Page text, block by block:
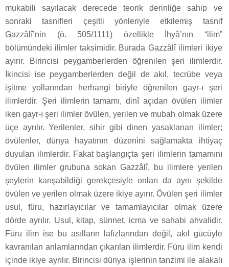
mukabili sayılacak derecede teorik derinliğe sahip ve
sonraki tasnifleri çeşitli yönleriyle etkilemiş tasnif
Gazzâlî’nin (ö. 505/1111) özellikle İhyâ’nın “ilim”
bölümündeki ilimler taksimidir. Burada Gazzâlî ilimleri ikiye
ayırır. Birincisi peygamberlerden öğrenilen şeri ilimlerdir.
İkincisi ise peygamberlerden değil de akıl, tecrübe veya
işitme yollarından herhangi biriyle öğrenilen gayr-ı şeri
ilimlerdir. Şeri ilimlerin tamamı, dinî açıdan övülen ilimler
iken gayr-ı şeri ilimler övülen, yerilen ve mubah olmak üzere
üçe ayrılır. Yerilenler, sihir gibi dinen yasaklanan ilimler;
övülenler, dünya hayatının düzenini sağlamakta ihtiyaç
duyulan ilimlerdir. Fakat başlangıçta şeri ilimlerin tamamını
övülen ilimler grubuna sokan Gazzâlî, bu ilimlere yerilen
şeylerin karışabildiği gerekçesiyle onları da aynı şekilde
övülen ve yerilen olmak üzere ikiye ayırır. Övülen şeri ilimler
usul, füru, hazırlayıcılar ve tamamlayıcılar olmak üzere
dörde ayrılır. Usul, kitap, sünnet, icma ve sahabi ahvalidir.
Füru ilim ise bu asılların lafızlarından değil, akıl gücüyle
kavranılan anlamlarından çıkarılan ilimlerdir. Füru ilim kendi
içinde ikiye ayrılır. Birincisi dünya işlerinin tanzimi ile alakalı